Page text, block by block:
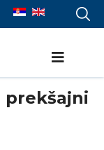
prekšajni